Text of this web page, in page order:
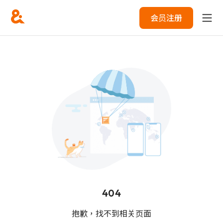
会员注册
404
抱歉，找不到相关页面